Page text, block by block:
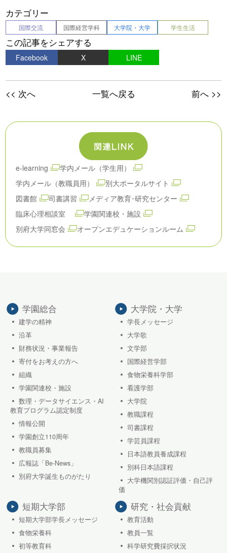
カテゴリー
国際交流 国際経営学科 大学院・大学 学生生活
この記事をシェアする
Facebook X LINE
<< 次へ 一覧へ戻る 前へ >>
e-learning
学内メール（学生用）
学内メール（教職員用）
別大ポータルサイト
図書館
司書講習
メディア教育･研究センター
臨床心理相談室
学園関連校・施設
別府大学同窓会
オープンエデュケーションルーム
学園総合
建学の精神
沿革
財務状況・事業報告
寄付をお考えの方へ
組織
学園関連校・施設
数理・データサイエンス・AI
教育プログラム認定制度
情報公開
学園創立110周年
教職員募集
広報誌「Be-News」
別府大学誕生ものがたり
大学院・大学
学長メッセージ
大学歌
文学部
国際経営学部
食物栄養科学部
看護学部
大学院
教職課程
司書課程
学芸員課程
日本語教員養成課程
別科日本語課程
大学機関別認証評価・自己評
価
短期大学部
短期大学部学長メッセージ
食物栄養科
初等教育科
研究・社会貢献
教育活動
教員一覧
科学研究費採択状況